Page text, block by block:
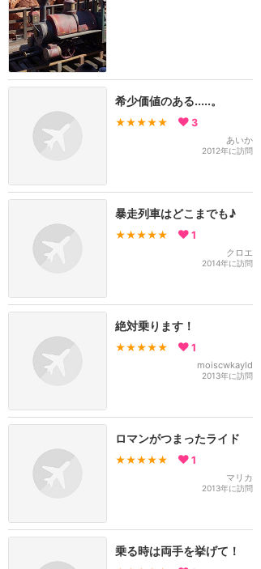
希少価値のある.....。
★★★★★ 3
あいか
2012年に訪問
暴走列車はどこまでも♪
★★★★★ 1
クロエ
2014年に訪問
絶対乗ります！
★★★★★ 1
moiscwkayld
2013年に訪問
ロマンがつまったライド
★★★★★ 1
マリカ
2013年に訪問
乗る時は両手を挙げて！